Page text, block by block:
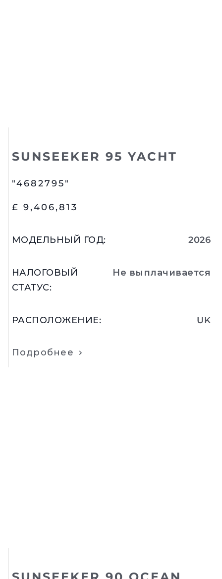
SUNSEEKER 95 YACHT
"4682795"
£ 9,406,813
МОДЕЛЬНЫЙ ГОД: 2026
НАЛОГОВЫЙ
СТАТУС:
Не выплачивается
РАСПОЛОЖЕНИЕ: UK
Подробнее